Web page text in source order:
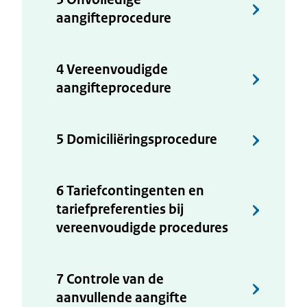
aangifteprocedure
4 Vereenvoudigde
aangifteprocedure
5 Domiciliëringsprocedure
6 Tariefcontingenten en
tariefpreferenties bij
vereenvoudigde procedures
7 Controle van de
aanvullende aangifte